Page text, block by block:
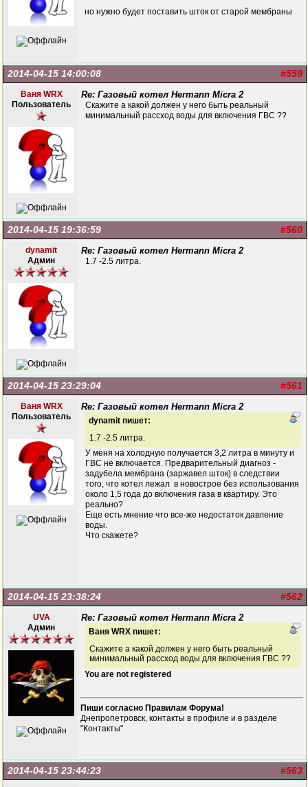
но нужно будет поставить шток от старой мембраны
#559
2014-04-15 14:00:08
Ваня WRX
Пользователь
Re: Газовый котел Hermann Micra 2
Скажите а какой должен у него быть реальный
минимальный рассход воды для включения ГВС ??
#560
2014-04-15 19:36:59
dynamit
Админ
Re: Газовый котел Hermann Micra 2
1.7 -2.5 литра.
#561
2014-04-15 23:29:04
Ваня WRX
Пользователь
Re: Газовый котел Hermann Micra 2
dynamit пишет:
1.7 -2.5 литра.
У меня на холодную получается 3,2 литра в минуту и
ГВС не включается. Предварительный диагноз -
задубела мембрана (заржавел шток) в следствии
того, что котел лежал в новострое без использования
около 1,5 года до включения газа в квартиру. Это
реально?
Еще есть мнение что все-же недостаток давление
воды.
Что скажете?
#562
2014-04-15 23:38:24
UVA
Админ
Re: Газовый котел Hermann Micra 2
Ваня WRX пишет:
Скажите а какой должен у него быть реальный
минимальный рассход воды для включения ГВС ??
You are not registered
Пиши согласно Правилам Форума!
Днепропетровск, контакты в профиле и в разделе
"Контакты"
#563
2014-04-15 23:44:23